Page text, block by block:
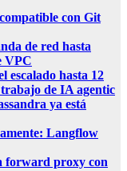
con Git
de red hasta
VPC
escalado hasta 12
de IA agentic
ya está
Langflow
forward proxy con